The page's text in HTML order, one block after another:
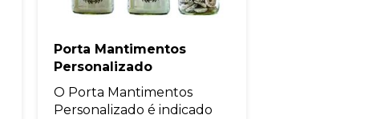
Porta Mantimentos
Personalizado
O Porta Mantimentos
Personalizado é indicado